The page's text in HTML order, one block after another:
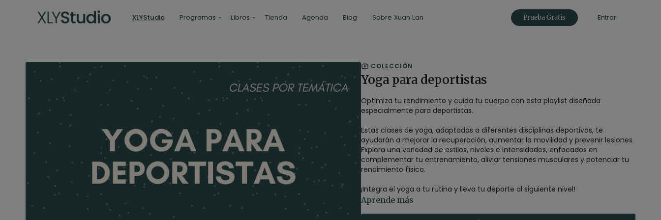
XLYStudio Programas Libros Tienda Agenda Blog Sobre Xuan Lan Prueba Gratis Entrar
COLECCIÓN
Yoga para deportistas
Optimiza tu rendimiento y cuida tu cuerpo con esta playlist diseñada
especialmente para deportistas.
Estas clases de yoga, adaptadas a diferentes disciplinas deportivas, te
ayudarán a mejorar la recuperación, aumentar la movilidad y prevenir lesiones.
Explora una variedad de estilos, niveles e intensidades, enfocados en
complementar tu entrenamiento, aliviar tensiones musculares y potenciar tu
rendimiento físico.
¡Integra el yoga a tu rutina y lleva tu deporte al siguiente nivel!
Aprende más